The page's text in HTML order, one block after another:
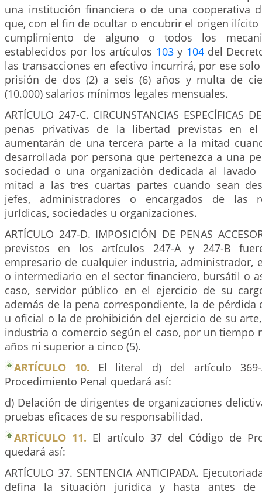
una institución financiera o de una cooperativa
que, con el fin de ocultar o encubrir el origen
cumplimiento de alguno o todos los
establecidos por los artículos 103y 104del
las transacciones en efectivo incurrirá, por ese
prisión de dos (2) a seis (6) años y multa de
(10.000) salarios mínimos legales mensuales.
ARTÍCULO 247-C. CIRCUNSTANCIAS ESPECÍFICAS
penas privativas de la libertad previstas en el
aumentarán de una tercera parte a la mitad
desarrollada por persona que pertenezca a una
sociedad o una organización dedicada al
mitad a las tres cuartas partes cuando sean
jefes, administradores o encargados de las
jurídicas, sociedades u organizaciones.
ARTÍCULO 247-D. IMPOSICIÓN DE PENAS
previstos en los artículos 247-A y 247-B
empresario de cualquier industria, administrador,
o intermediario en el sector financiero, bursátil o
caso, servidor público en el ejercicio de su
además de la pena correspondiente, la de
u oficial o la de prohibición del ejercicio de su
industria o comercio según el caso, por un tiempo
años ni superior a cinco (5).
ARTÍCULO 10. El literal d) del artículo
Procedimiento Penal quedará así:
d) Delación de dirigentes de organizaciones
pruebas eficaces de su responsabilidad.
ARTÍCULO 11. El artículo 37 del Código de
quedará así:
ARTÍCULO 37. SENTENCIA ANTICIPADA.
defina la situación jurídica y hasta antes